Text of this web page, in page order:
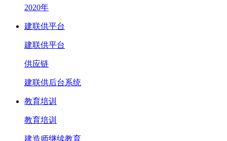
2020年
建联供平台
建联供平台
供应链
建联供后台系统
教育培训
教育培训
建造师继续教育